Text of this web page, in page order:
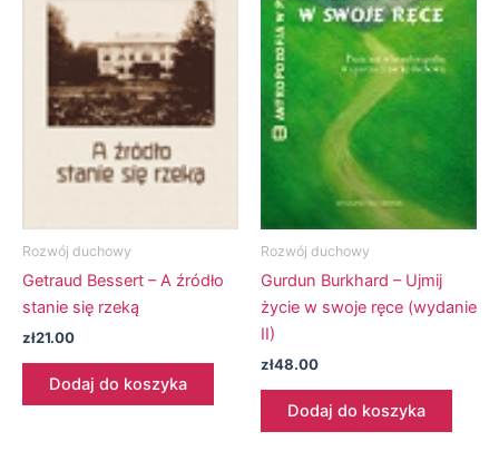
Rozwój duchowy
Getraud Bessert – A źródło
stanie się rzeką
zł21.00
Dodaj do koszyka
Rozwój duchowy
Gurdun Burkhard – Ujmij
życie w swoje ręce (wydanie
II)
zł48.00
Dodaj do koszyka